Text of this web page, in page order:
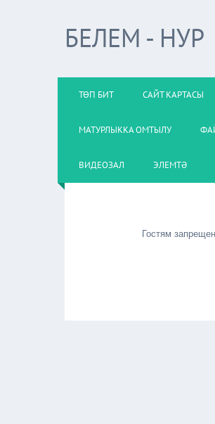
БЕЛЕМ - НУР
ТӨП БИТ САЙТ КАРТАСЫ
МАТУРЛЫККА ОМТЫЛУ
ВИДЕОЗАЛ ЭЛЕМТӘ
Гостям